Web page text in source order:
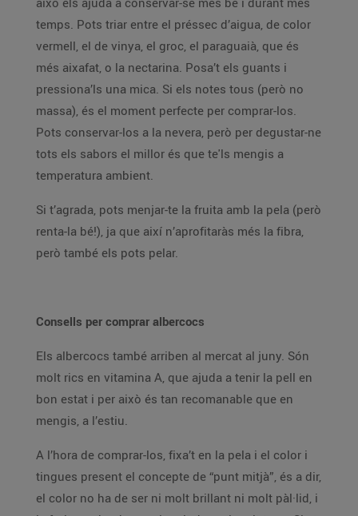
temps. Pots triar entre el préssec d’aigua, de color
vermell, el de vinya, el groc, el paraguaià, que és
més aixafat, o la nectarina. Posa’t els guants i
pressiona’ls una mica. Si els notes tous (però no
massa), és el moment perfecte per comprar-los.
Pots conservar-los a la nevera, però per degustar-ne
tots els sabors el millor és que te'ls mengis a
temperatura ambient.
Si t’agrada, pots menjar-te la fruita amb la pela (però
renta-la bé!), ja que així n’aprofitaràs més la fibra,
però també els pots pelar.
Consells per comprar albercocs
Els albercocs també arriben al mercat al juny. Són
molt rics en vitamina A, que ajuda a tenir la pell en
bon estat i per això és tan recomanable que en
mengis, a l’estiu.
A l’hora de comprar-los, fixa’t en la pela i el color i
tingues present el concepte de “punt mitjà”, és a dir,
el color no ha de ser ni molt brillant ni molt pàl·lid, i